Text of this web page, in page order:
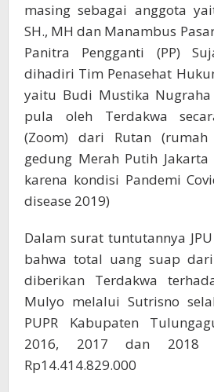
masing sebagai anggota
SH., MH dan Manambus
Panitra Pengganti (PP)
dihadiri Tim Penasehat
yaitu Budi Mustika
pula oleh Terdakwa
(Zoom) dari Rutan (rumah
gedung Merah Putih Jakarta
karena kondisi Pandemi
disease 2019)
Dalam surat tuntutannya
bahwa total uang suap
diberikan Terdakwa
Mulyo melalui Sutrisno
PUPR Kabupaten
2016, 2017 dan 2018
Rp14.414.829.000